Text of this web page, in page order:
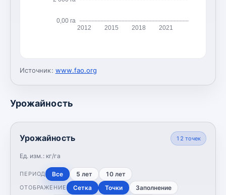
0,00 га
2012 2015 2018 2021
Источник: www.fao.org
Урожайность
Урожайность
Ед. изм.: кг/га
12 точек
ПЕРИОД Все 5 лет 10 лет
ОТОБРАЖЕНИЕ Сетка Точки Заполнение